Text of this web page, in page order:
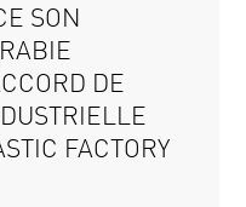
SON
DE
FACTORY